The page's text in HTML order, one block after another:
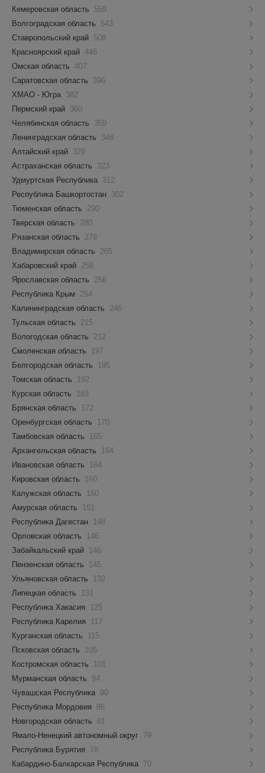
Кемеровская область
559
Волгоградская область
543
Ставропольский край 508
Красноярский край 446
Омская область 407
Саратовская область
396
ХМАО - Югра 382
Пермский край 360
Челябинская область
359
Ленинградская область
348
Алтайский край 329
Астраханская область
323
Удмуртская Республика 312
Республика Башкортостан 302
Тюменская область
290
Тверская область
280
Рязанская область
278
Владимирская область
265
Хабаровский край 258
Ярославская область
256
Республика Крым
254
Калининградская область
246
Тульская область
215
Вологодская область
212
Смоленская область
197
Белгородская область
195
Томская область
192
Курская область
183
Брянская область
172
Оренбургская область
170
Тамбовская область
165
Архангельская область
164
Ивановская область
164
Кировская область
160
Калужская область
160
Амурская область
151
Республика Дагестан 148
Орловская область
146
Забайкальский край 146
Пензенская область
145
Ульяновская область
132
Липецкая область
131
Республика Хакасия
125
Республика Карелия
117
Курганская область
115
Псковская область
105
Костромская область
101
Мурманская область
94
Чувашская Республика 90
Республика Мордовия
86
Новгородская область
81
Ямало-Ненецкий автономный округ 79
Республика Бурятия
78
Кабардино-Балкарская Республика 70